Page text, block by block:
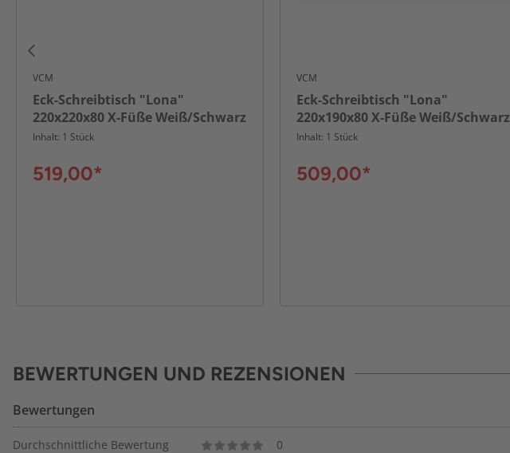
VCM
Eck-Schreibtisch "Lona"
220x220x80 X-Füße Weiß/Schwarz
Inhalt: 1 Stück
519,00*
VCM
Eck-Schreibtisch "Lona"
220x190x80 X-Füße Weiß/Schwarz
Inhalt: 1 Stück
509,00*
BEWERTUNGEN UND REZENSIONEN
Bewertungen
Durchschnittliche Bewertung 0